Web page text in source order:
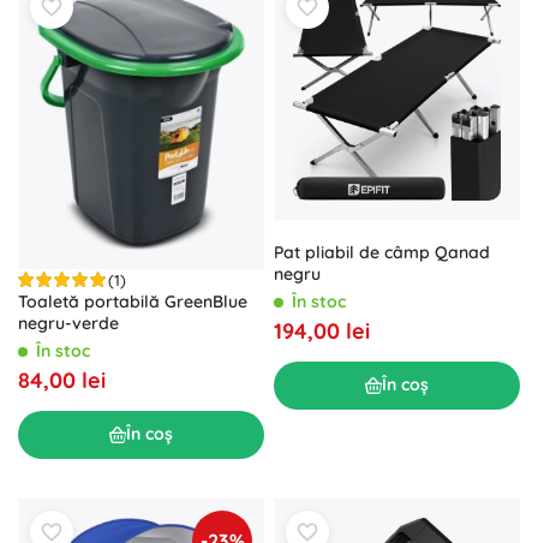
(1)
Toaletă portabilă GreenBlue
negru-verde
În stoc
84,00 lei
În coș
Pat pliabil de câmp Qanad
negru
În stoc
194,00 lei
În coș